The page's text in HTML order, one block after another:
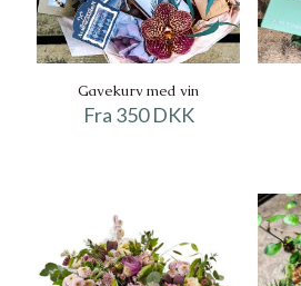
Gavekurv med vin
Fra 350 DKK